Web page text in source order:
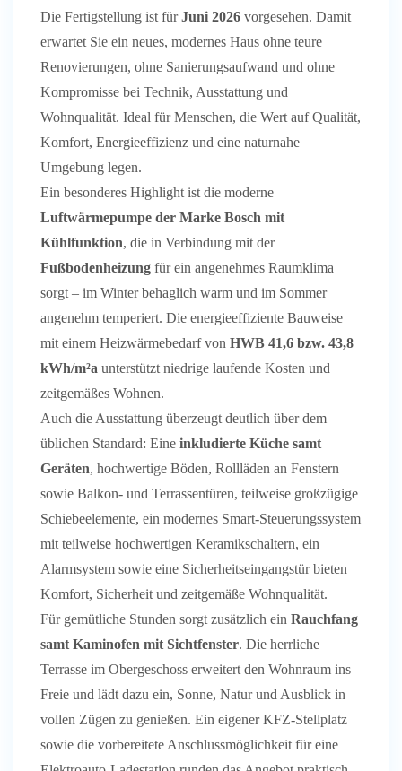
Die Fertigstellung ist fürJuni 2026 vorgesehen. Damit
erwartet Sie ein neues, modernes Haus ohne teure
Renovierungen, ohne Sanierungsaufwand und ohne
Kompromisse bei Technik, Ausstattung und
Wohnqualität. Ideal für Menschen, die Wert auf Qualität,
Komfort, Energieeffizienz und eine naturnahe
Umgebung legen.
Ein besonderes Highlight ist die moderne
Luftwärmepumpe der Marke Bosch mit
Kühlfunktion, die in Verbindung mit der
Fußbodenheizung für ein angenehmes Raumklima
sorgt – im Winter behaglich warm und im Sommer
angenehm temperiert. Die energieeffiziente Bauweise
mit einem Heizwärmebedarf von HWB 41,6 bzw. 43,8
kWh/m²a unterstützt niedrige laufende Kosten und
zeitgemäßes Wohnen.
Auch die Ausstattung überzeugt deutlich über dem
üblichen Standard: Eine inkludierte Küche samt
Geräten, hochwertige Böden, Rollläden an Fenstern
sowie Balkon- und Terrassentüren, teilweise großzügige
Schiebeelemente, ein modernes Smart-Steuerungssystem
mit teilweise hochwertigen Keramikschaltern, ein
Alarmsystem sowie eine Sicherheitseingangstür bieten
Komfort, Sicherheit und zeitgemäße Wohnqualität.
Für gemütliche Stunden sorgt zusätzlich ein Rauchfang
samt Kaminofen mit Sichtfenster. Die herrliche
Terrasse im Obergeschoss erweitert den Wohnraum ins
Freie und lädt dazu ein, Sonne, Natur und Ausblick in
vollen Zügen zu genießen. Ein eigener KFZ-Stellplatz
sowie die vorbereitete Anschlussmöglichkeit für eine